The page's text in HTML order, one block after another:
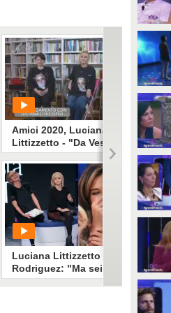
6:25
Amici 2020, Luciana
Littizzetto - "Da Vessicchio
a... Timor"
1301• diMediaset
0:11
Luciana Littizzetto a Belén
Rodriguez: "Ma sei ancora
single?"